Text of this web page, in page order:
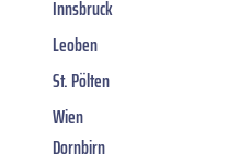
Innsbruck
Leoben
St. Pölten
Wien
Dornbirn